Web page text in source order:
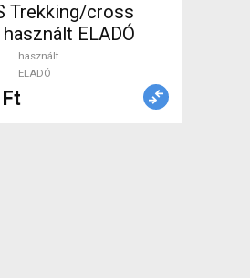
Trekking/cross
ELADÓ
használt
ELADÓ